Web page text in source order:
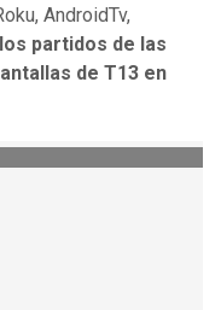
AndroidTv,
los partidos de las
de T13 en